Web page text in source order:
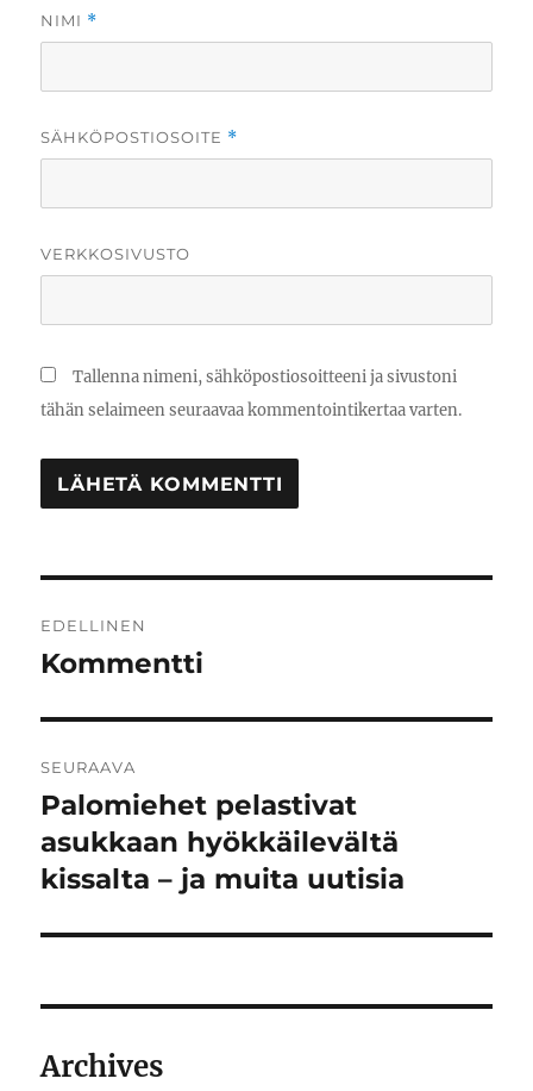
NIMI *
SÄHKÖPOSTIOSOITE *
VERKKOSIVUSTO
Tallenna nimeni, sähköpostiosoitteeni ja sivustoni
tähän selaimeen seuraavaa kommentointikertaa varten.
selaus
EDELLINEN
Edellinen
Kommentti
SEURAAVA
Seuraava
artikkeli:
Palomiehet pelastivat
asukkaan hyökkäilevältä
kissalta – ja muita uutisia
Archives